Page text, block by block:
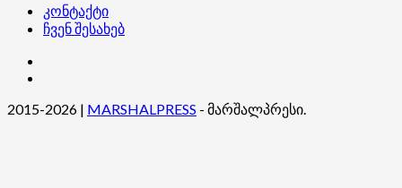
კონტაქტი
ჩვენ შესახებ
2015-2026 | MARSHALPRESS - მარშალპრესი.